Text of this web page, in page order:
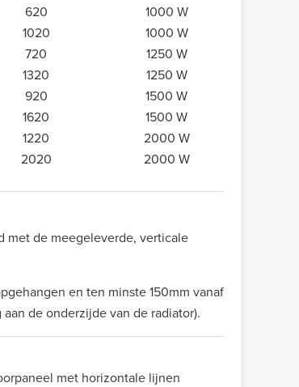
620
1000 W
1020
1000 W
720
1250 W
1320
1250 W
920
1500 W
1620
1500 W
1220
2000 W
2020 2000 W
met de meegeleverde, verticale
en ten minste 150mm vanaf
de onderzijde van de radiator).
met horizontale lijnen